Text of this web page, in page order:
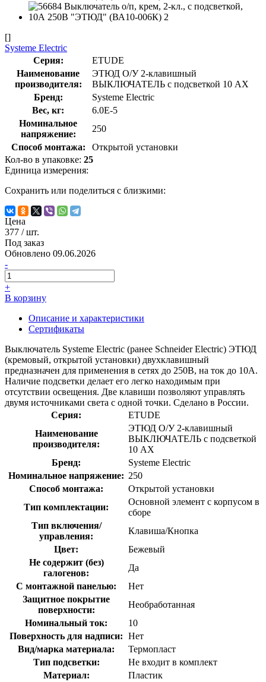
[]
Systeme Electric
Серия:
ETUDE
Наименование
производителя:
ЭТЮД О/У 2-клавишный
ВЫКЛЮЧАТЕЛЬ с подсветкой 10 АХ
Бренд:
Systeme Electric
Вес, кг:
6.0E-5
Номинальное
напряжение:
250
Способ монтажа:
Открытой установки
Кол-во в упаковке: 25
Единица измерения:
Сохранить или поделиться с близкими:
Цена
377 / шт.
Под заказ
Обновлено 09.06.2026
-
+
В корзину
Описание и характеристики
Сертификаты
Выключатель Systeme Electric (ранее Schneider Electric) ЭТЮД
(кремовый, открытой установки) двухклавишный
предназначен для применения в сетях до 250В, на ток до 10А.
Наличие подсветки делает его легко находимым при
отсутствии освещения. Две клавиши позволяют управлять
двумя источниками света с одной точки. Сделано в России.
Серия:
ETUDE
Наименование
производителя:
ЭТЮД О/У 2-клавишный
ВЫКЛЮЧАТЕЛЬ с подсветкой
10 АХ
Бренд:
Systeme Electric
Номинальное напряжение: 250
Способ монтажа:
Открытой установки
Тип комплектации:
Основной элемент с корпусом в
сборе
Тип включения/
управления:
Клавиша/Кнопка
Цвет:
Бежевый
Не содержит (без)
галогенов:
Да
С монтажной панелью:
Нет
Защитное покрытие
поверхности:
Необработанная
Номинальный ток:
10
Поверхность для надписи: Нет
Вид/марка материала:
Термопласт
Тип подсветки:
Не входит в комплект
Материал:
Пластик